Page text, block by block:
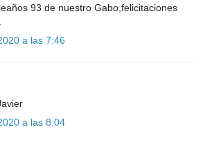
93 de nuestro Gabo,felicitaciones
a las 7:46
a las 8:04